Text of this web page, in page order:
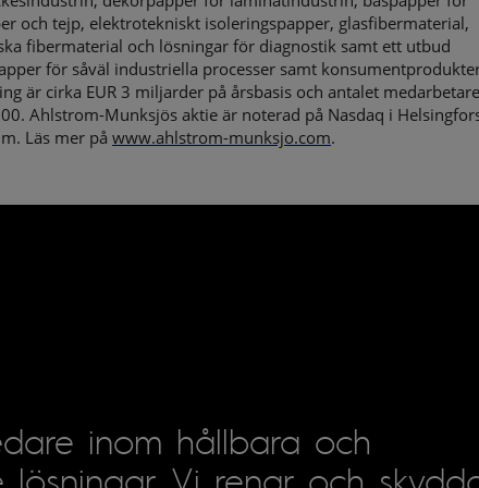
och tejp, elektrotekniskt isoleringspapper, glasfibermaterial,
fibermaterial och lösningar för diagnostik samt ett utbud
för såväl industriella processer samt
är cirka EUR 3 miljarder på årsbasis och antalet
Ahlstrom-Munksjös aktie är noterad på Nasdaq i
Läs mer påwww.ahlstrom-munksjo.com.
inom hållbara och
Vi renar och